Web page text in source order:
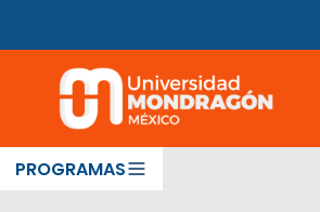
PROGRAMAS